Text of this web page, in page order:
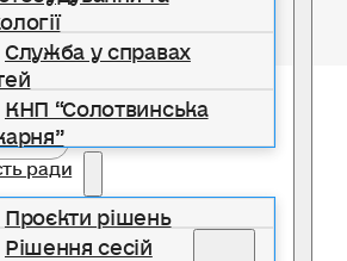
Служба у справах
КНП “Солотвинська
ради
Проєкти рішень
Рішення сесій
День пам’яті
захисників